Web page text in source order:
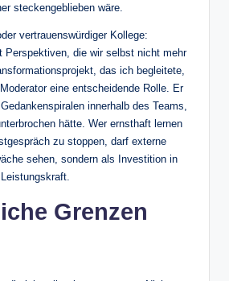
steckengeblieben wäre.
vertrauenswürdiger Kollege:
Perspektiven, die wir selbst nicht mehr
das ich begleitete,
eine entscheidende Rolle. Er
innerhalb des Teams,
hätte. Wer ernsthaft lernen
zu stoppen, darf externe
sehen, sondern als Investition in
Grenzen